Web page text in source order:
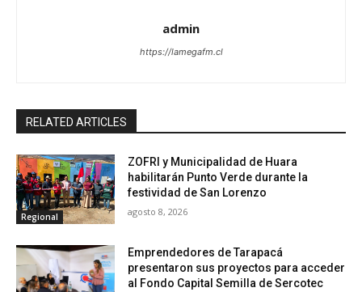
admin
https://lamegafm.cl
RELATED ARTICLES
Regional
ZOFRI y Municipalidad de Huara
habilitarán Punto Verde durante la
festividad de San Lorenzo
agosto 8, 2026
Emprendedores de Tarapacá
presentaron sus proyectos para acceder
al Fondo Capital Semilla de Sercotec